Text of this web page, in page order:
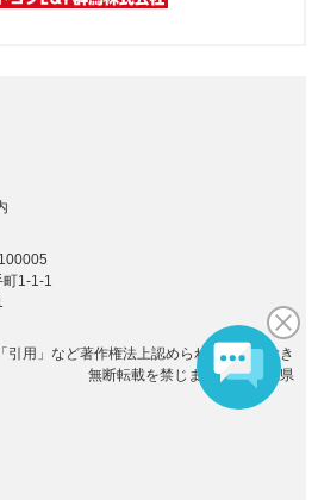
1-1-1
引用」など著作権法上認められた場合を除き
無断転載を禁じます。(C)群馬県